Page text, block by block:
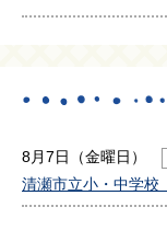
8月7日（金曜日）
清瀬市立小・中学